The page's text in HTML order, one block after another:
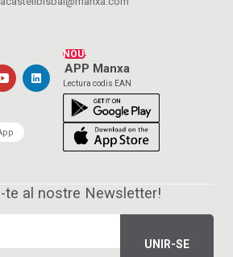
NOU!
APP Manxa
Lectura codis EAN
te al nostre Newsletter!